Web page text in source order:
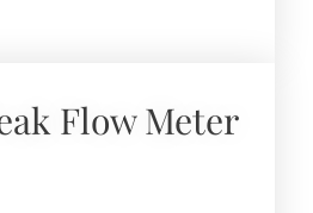
Flow Meter